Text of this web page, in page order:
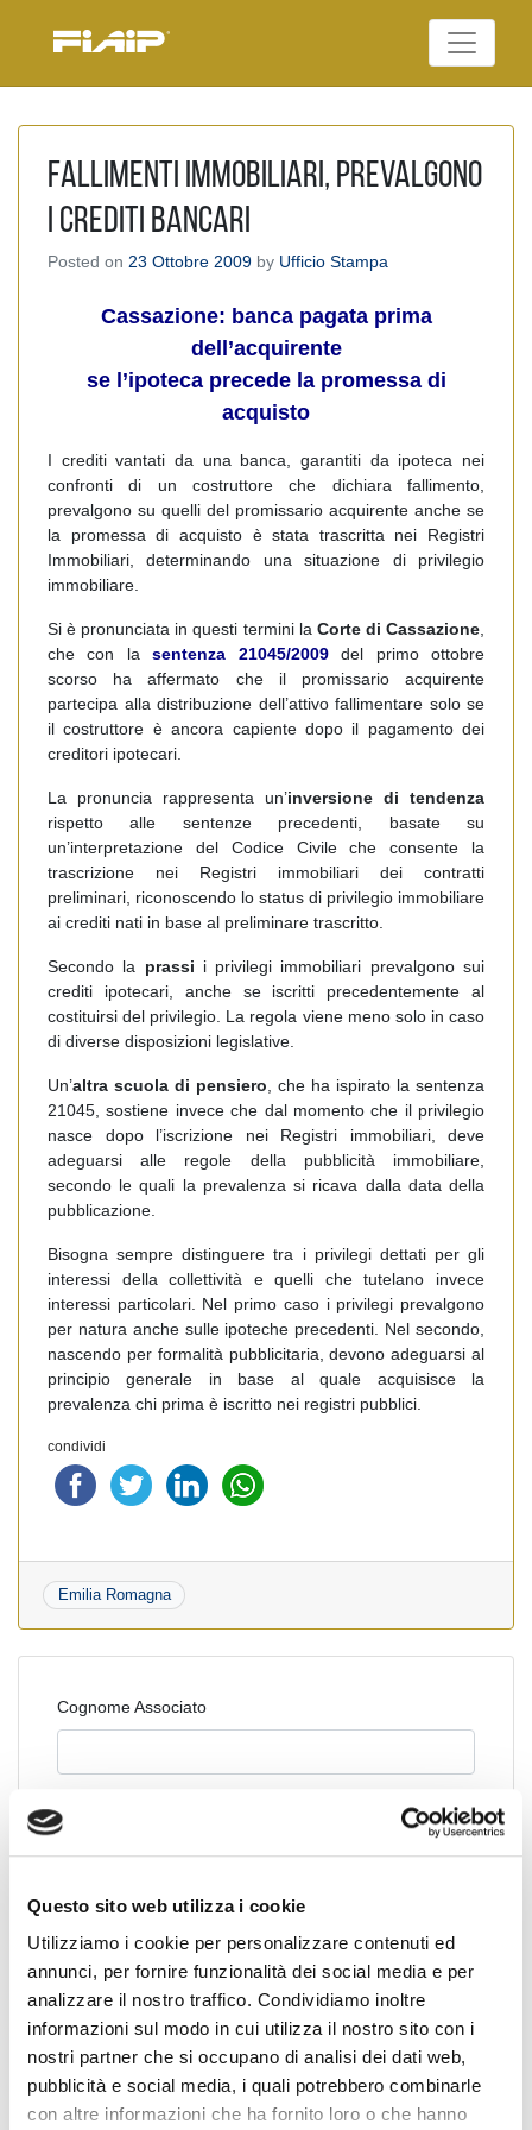
Questo sito web utilizza i cookie
Utilizziamo i cookie per personalizzare contenuti ed
annunci, per fornire funzionalità dei social media e per
analizzare il nostro traffico. Condividiamo inoltre
informazioni sul modo in cui utilizza il nostro sito con i
nostri partner che si occupano di analisi dei dati web,
pubblicità e social media, i quali potrebbero combinarle
con altre informazioni che ha fornito loro o che hanno
Federazione Italiana
Fallimenti immobiliari, prevalgono
i crediti bancari
Posted on 23 Ottobre 2009 by Ufficio Stampa
Cassazione: banca pagata prima
dell’acquirente
se l’ipoteca precede la promessa di
acquisto
I crediti vantati da una banca, garantiti da ipoteca nei
confronti di un costruttore che dichiara fallimento,
prevalgono su quelli del promissario acquirente anche se
la promessa di acquisto è stata trascritta nei Registri
Immobiliari, determinando una situazione di privilegio
immobiliare.
Si è pronunciata in questi termini la Corte di Cassazione
che con lasentenza 21045/2009del primo ottobre
scorso ha affermato che il promissario acquirente
partecipa alla distribuzione dell’attivo fallimentare solo se
il costruttore è ancora capiente dopo il pagamento dei
creditori ipotecari.
La pronuncia rappresenta un’inversione di tendenza
rispetto alle sentenze precedenti, basate su
un’interpretazione del Codice Civile che consente la
trascrizione nei Registri immobiliari dei contratti
preliminari, riconoscendo lo status di privilegio immobiliare
ai crediti nati in base al preliminare trascritto.
Secondo la prassi i privilegi immobiliari prevalgono sui
crediti ipotecari, anche se iscritti precedentemente al
costituirsi del privilegio. La regola viene meno solo in caso
di diverse disposizioni legislative.
Un’altra scuola di pensiero , che ha ispirato la sentenza
21045, sostiene invece che dal momento che il privilegio
nasce dopo l’iscrizione nei Registri immobiliari, deve
adeguarsi alle regole della pubblicità immobiliare,
secondo le quali la prevalenza si ricava dalla data della
pubblicazione.
Bisogna sempre distinguere tra i privilegi dettati per gli
interessi della collettività e quelli che tutelano invece
interessi particolari. Nel primo caso i privilegi prevalgono
per natura anche sulle ipoteche precedenti. Nel secondo,
nascendo per formalità pubblicitaria, devono adeguarsi al
principio generale in base al quale acquisisce la
prevalenza chi prima è iscritto nei registri pubblici.
condividi
Emilia Romagna
Cognome Associato
Nome Associato
Codice Associato FIAP
Collegio Provinciale